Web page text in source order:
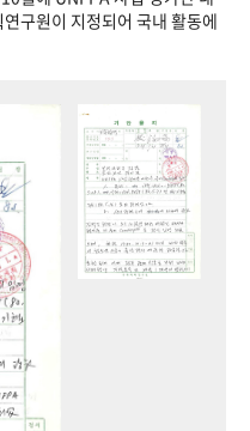
구원이 지정되어 국내 활동에